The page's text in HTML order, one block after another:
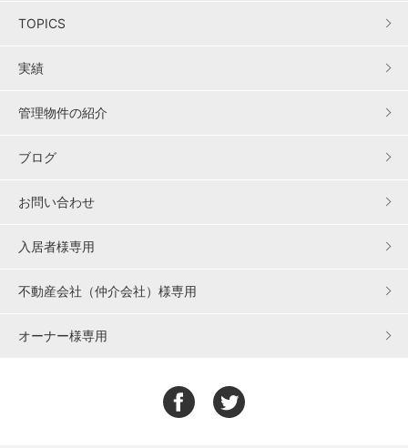
TOPICS
実績
管理物件の紹介
ブログ
お問い合わせ
入居者様専用
不動産会社（仲介会社）様専用
オーナー様専用